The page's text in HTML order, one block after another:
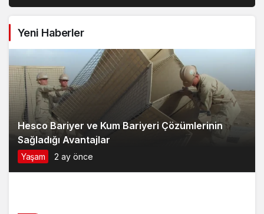
Yeni Haberler
Hesco Bariyer ve Kum Bariyeri Çözümlerinin
Sağladığı Avantajlar
Yaşam 2 ay önce